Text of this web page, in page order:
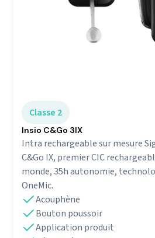
Classe 2
Insio C&Go 3IX
Intra rechargeable sur mesure
C&Go IX, premier CIC
monde, 35h autonomie,
OneMic.
Acouphène
Bouton poussoir
Application produit